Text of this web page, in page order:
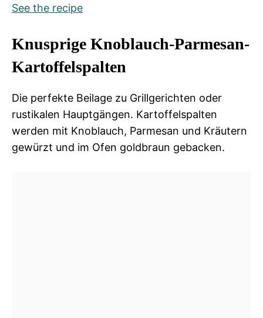
See the recipe
Knusprige Knoblauch-Parmesan-
Kartoffelspalten
Die perfekte Beilage zu Grillgerichten oder
rustikalen Hauptgängen. Kartoffelspalten
werden mit Knoblauch, Parmesan und Kräutern
gewürzt und im Ofen goldbraun gebacken.